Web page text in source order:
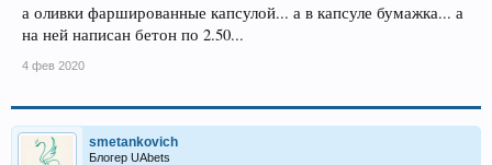
а оливки фаршированные капсулой... а в капсуле бумажка... а
на ней написан бетон по 2.50...
4 фев 2020
smetankovich
Блогер UAbets